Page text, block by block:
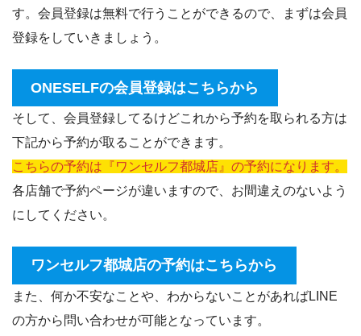
す。会員登録は無料で行うことができるので、まずは会員
登録をしていきましょう。
ONESELFの会員登録はこちらから
そして、会員登録してるけどこれから予約を取られる方は
下記から予約が取ることができます。
こちらの予約は『ワンセルフ都城店』の予約になります。
各店舗で予約ページが違いますので、お間違えのないよう
にしてください。
ワンセルフ都城店の予約はこちらから
また、何か不安なことや、わからないことがあればLINE
の方から問い合わせが可能となっています。